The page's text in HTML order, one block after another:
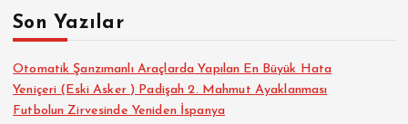
:Son Yazılar
Otomatik Şanzımanlı Araçlarda Yapılan En Büyük Hata
Yeniçeri (Eski Asker ) Padişah 2. Mahmut Ayaklanması
Futbolun Zirvesinde Yeniden İspanya